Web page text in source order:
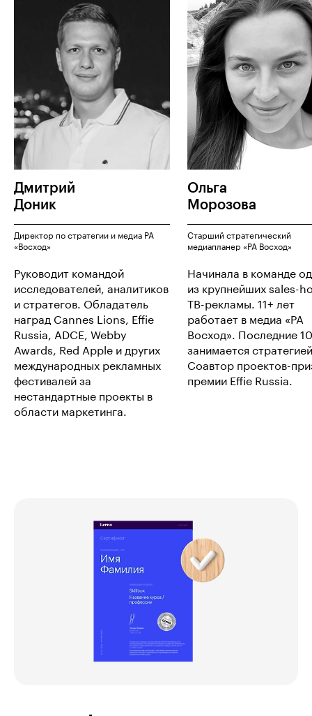
Дмитрий
Доник
Директор по стратегии и медиа РА
«Восход»
Руководит командой
исследователей, аналитиков
и стратегов. Обладатель
наград Cannes Lions, Effie
Russia, ADCE, Webby
Awards, Red Apple и других
международных рекламных
фестивалей за
нестандартные проекты в
области маркетинга.
Ольга
Морозова
Старший стратегический
медиапланер «РА Восход»
Начинала в команде
из крупнейших sales-
ТВ-рекламы. 11+ лет
работает в медиа «РА
Восход». Последние
занимается
Соавтор проектов-
премии Effie Russia.